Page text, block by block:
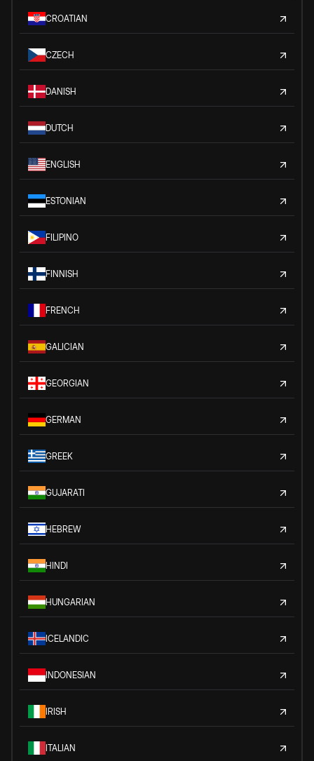
CROATIAN
CZECH
DANISH
DUTCH
ENGLISH
ESTONIAN
FILIPINO
FINNISH
FRENCH
GALICIAN
GEORGIAN
GERMAN
GREEK
GUJARATI
HEBREW
HINDI
HUNGARIAN
ICELANDIC
INDONESIAN
IRISH
ITALIAN